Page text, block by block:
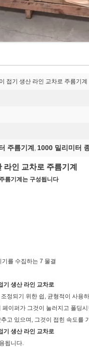
접기 생산 라인 교차로 주름기계
주름기계 , 1000 밀리미터
인 교차로 주름기계
름기계는 구성됩니다
를 수집하는 7 물결
기 생산 라인 교차로
정되기 위한 쉽, 균형적이 사용
이퍼가 그것이 눌러지고 폴딩
고 있으며, 그것이 접힌 속도를
기 생산 라인 교차로
됩니다.